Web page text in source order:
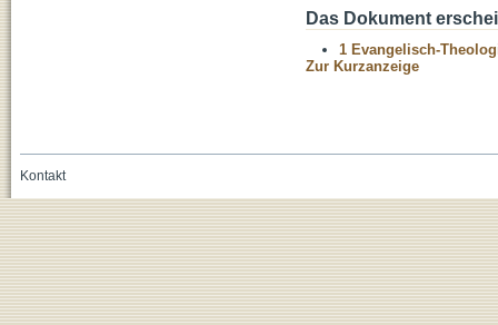
Das Dokument
1 Evangelisch-
Zur Kurzanzeige
Kontakt